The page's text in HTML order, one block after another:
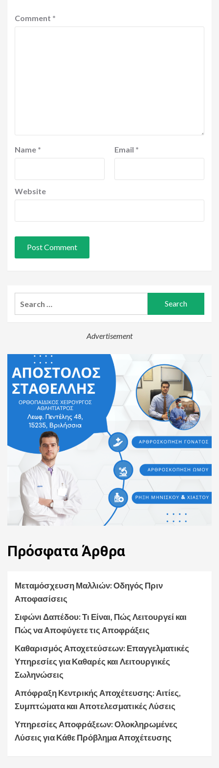
Comment *
Name * Email *
Website
Advertisement
Πρόσφατα Άρθρα
Μεταμόσχευση Μαλλιών: Οδηγός Πριν
Αποφασίσεις
Σιφώνι Δαπέδου: Τι Είναι, Πώς Λειτουργεί και
Πώς να Αποφύγετε τις Αποφράξεις
Καθαρισμός Αποχετεύσεων: Επαγγελματικές
Υπηρεσίες για Καθαρές και Λειτουργικές
Σωληνώσεις
Απόφραξη Κεντρικής Αποχέτευσης: Αιτίες,
Συμπτώματα και Αποτελεσματικές Λύσεις
Υπηρεσίες Αποφράξεων: Ολοκληρωμένες
Λύσεις για Κάθε Πρόβλημα Αποχέτευσης